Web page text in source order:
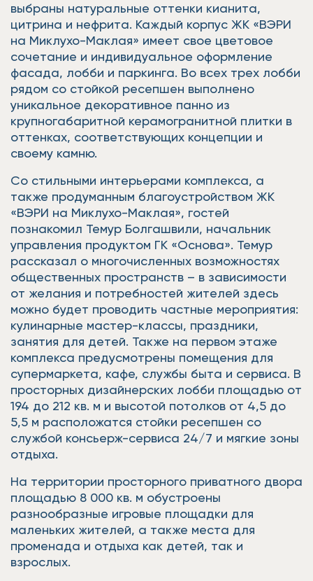
выбраны натуральные оттенки кианита,
цитрина и нефрита. Каждый корпус ЖК «ВЭРИ
на Миклухо-Маклая» имеет свое цветовое
сочетание и индивидуальное оформление
фасада, лобби и паркинга. Во всех трех лобби
рядом со стойкой ресепшен выполнено
уникальное декоративное панно из
крупногабаритной керамогранитной плитки в
оттенках, соответствующих концепции и
своему камню.
Со стильными интерьерами комплекса, а
также продуманным благоустройством ЖК
«ВЭРИ на Миклухо-Маклая», гостей
познакомил Темур Болгашвили, начальник
управления продуктом ГК «Основа». Темур
рассказал о многочисленных возможностях
общественных пространств – в зависимости
от желания и потребностей жителей здесь
можно будет проводить частные мероприятия:
кулинарные мастер-классы, праздники,
занятия для детей. Также на первом этаже
комплекса предусмотрены помещения для
супермаркета, кафе, службы быта и сервиса. В
просторных дизайнерских лобби площадью от
194 до 212 кв. м и высотой потолков от 4,5 до
5,5 м расположатся стойки ресепшен со
службой консьерж-сервиса 24/7 и мягкие зоны
отдыха.
На территории просторного приватного двора
площадью 8 000 кв. м обустроены
разнообразные игровые площадки для
маленьких жителей, а также места для
променада и отдыха как детей, так и
взрослых.